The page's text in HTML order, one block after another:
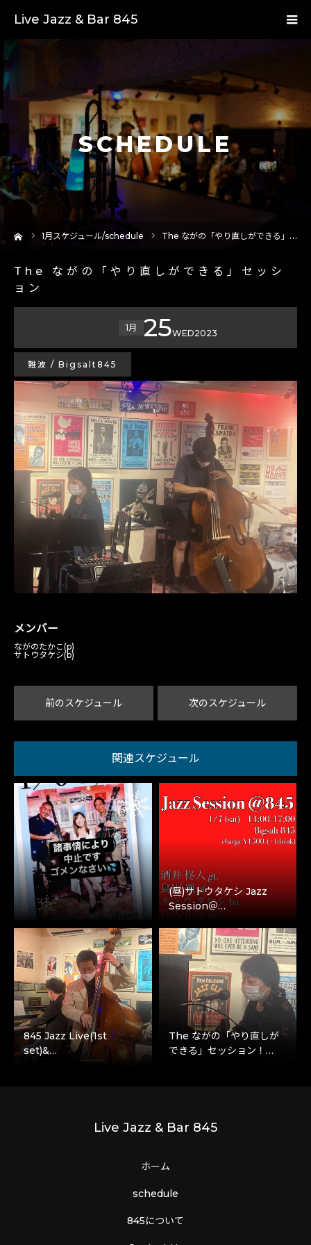
Live Jazz & Bar 845
SCHEDULE
1月スケジュール/schedule The ながの「やり直しができる」セッション
The ながの「やり直しができる」セッシ
ョン
1月 25WED2023
難波 / Bigsalt845
メンバー
ながのたかこ(p)
サトウタケシ(b)
前のスケジュール 次のスケジュール
関連スケジュール
(昼)サトウタケシ Jazz
Session＠…
845 Jazz Live(1st
set)&…
The ながの「やり直しが
できる」セッション！…
Live Jazz & Bar 845
ホーム
schedule
845について